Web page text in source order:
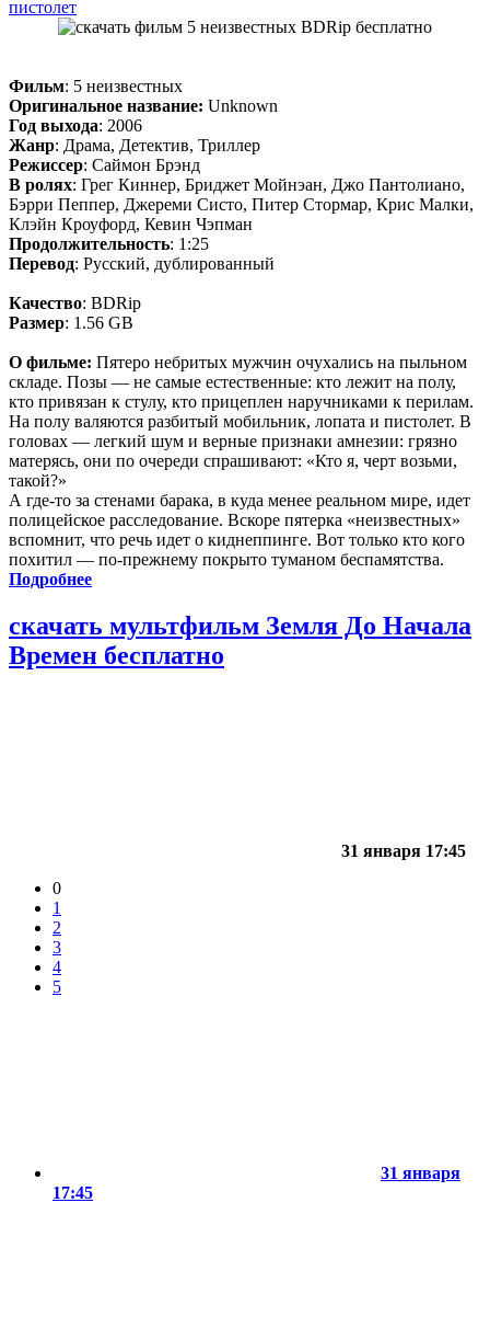
пистолет
Фильм: 5 неизвестных
Оригинальное название: Unknown
Год выхода: 2006
Жанр: Драма, Детектив, Триллер
Режиссер: Саймон Брэнд
В ролях: Грег Киннер, Бриджет Мойнэан, Джо Пантолиано,
Бэрри Пеппер, Джереми Систо, Питер Стормар, Крис Малки,
Клэйн Кроуфорд, Кевин Чэпман
Продолжительность: 1:25
Перевод: Русский, дублированный
Качество: BDRip
Размер: 1.56 GB
О фильме: Пятеро небритых мужчин очухались на пыльном
складе. Позы — не самые естественные: кто лежит на полу,
кто привязан к стулу, кто прицеплен наручниками к перилам.
На полу валяются разбитый мобильник, лопата и пистолет. В
головах — легкий шум и верные признаки амнезии: грязно
матерясь, они по очереди спрашивают: «Кто я, черт возьми,
такой?»
А где-то за стенами барака, в куда менее реальном мире, идет
полицейское расследование. Вскоре пятерка «неизвестных»
вспомнит, что речь идет о киднеппинге. Вот только кто кого
похитил — по-прежнему покрыто туманом беспамятства.
Подробнее
скачать мультфильм Земля До Начала
Времен бесплатно
31 января 17:45
0
1
2
3
4
5
31 января
17:45